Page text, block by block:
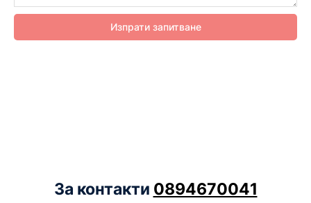
Изпрати запитване
За контакти 0894670041